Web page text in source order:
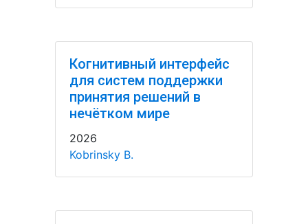
Когнитивный интерфейс
для систем поддержки
принятия решений в
нечётком мире
2026
Kobrinsky B.